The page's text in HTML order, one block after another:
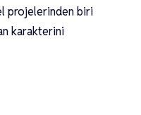
projelerinden biri
karakterini